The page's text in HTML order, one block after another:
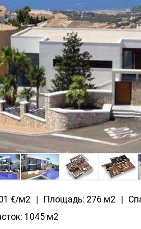
€/м2 Площадь: 276 м2
1045 м2